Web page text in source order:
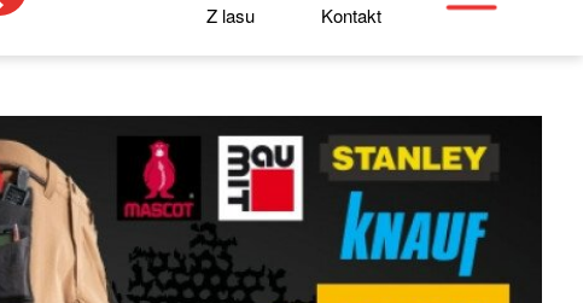
Z lasu Kontakt